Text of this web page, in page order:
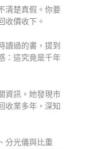
清楚真假。你要
收價收下。
過的書，提到
：這究竟是千年
資訊。她發現市
收業多年，深知
分光儀與比重